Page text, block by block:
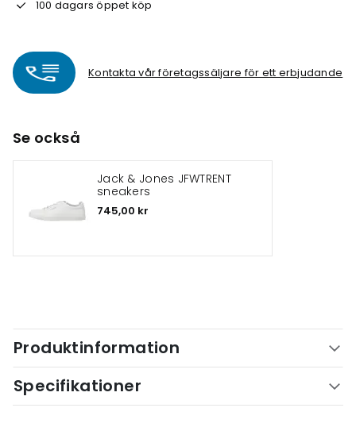
100 dagars öppet köp
Kontakta vår företagssäljare för ett erbjudande
Se också
Jack & Jones JFWTRENT
sneakers
745,00 kr
Produktinformation
Specifikationer